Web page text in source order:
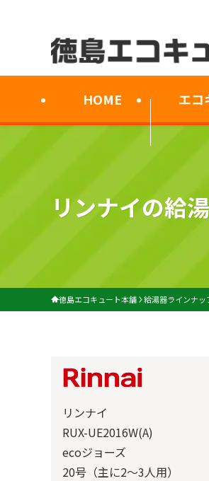
HOME エコ
リンナイの給
徳島エコキュート本舗 給湯器ラインナッ
リンナイ
RUX-UE2016W(A)
ecoジョーズ
20号（主に2〜3人用）